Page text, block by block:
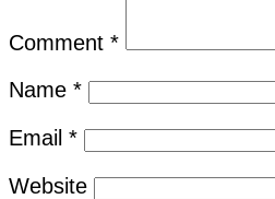
Comment *
Name *
Email *
Website